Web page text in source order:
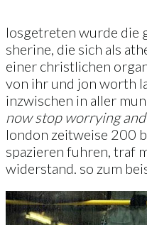
losgetreten wurde die
sherine, die sich als
einer christlichen
von ihr und jon worth
inzwischen in aller
now stop worrying
london zeitweise 200
spazieren fuhren, traf
widerstand. so zum